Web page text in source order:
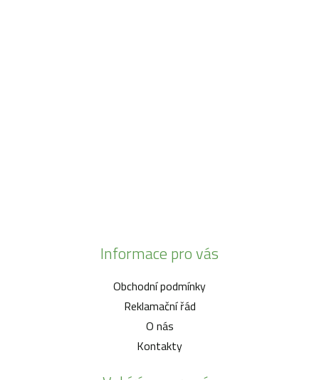
Informace pro vás
Obchodní podmínky
Reklamační řád
O nás
Kontakty